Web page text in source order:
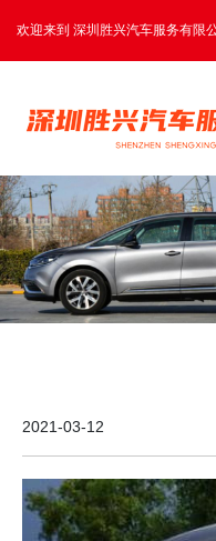
欢迎来到 深圳胜兴汽车服务有限
2021-03-12